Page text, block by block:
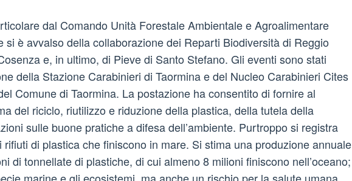
dal Comando Unità Forestale Ambientale e Agroalimentare
si è avvalso della collaborazione dei Reparti Biodiversità di Reggio
e, in ultimo, di Pieve di Santo Stefano. Gli eventi sono stati
della Stazione Carabinieri di Taormina e del Nucleo Carabinieri Cites
Comune di Taormina. La postazione ha consentito di fornire al
del riciclo, riutilizzo e riduzione della plastica, della tutela della
sulle buone pratiche a difesa dell’ambiente. Purtroppo si registra
di plastica che finiscono in mare. Si stima una produzione annuale
di tonnellate di plastiche, di cui almeno 8 milioni finiscono nell’oceano;